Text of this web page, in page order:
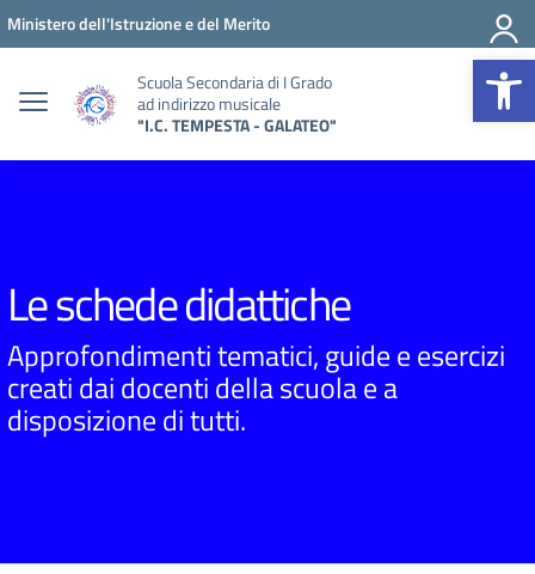
Vai ai contenuti
Vai al menu di navigazione
Vai al footer
Ministero dell'Istruzione e del Merito
Scuola Secondaria di I Grado
ad indirizzo musicale
"I.C. TEMPESTA - GALATEO"
Le schede didattiche
Approfondimenti tematici, guide e esercizi
creati dai docenti della scuola e a
disposizione di tutti.